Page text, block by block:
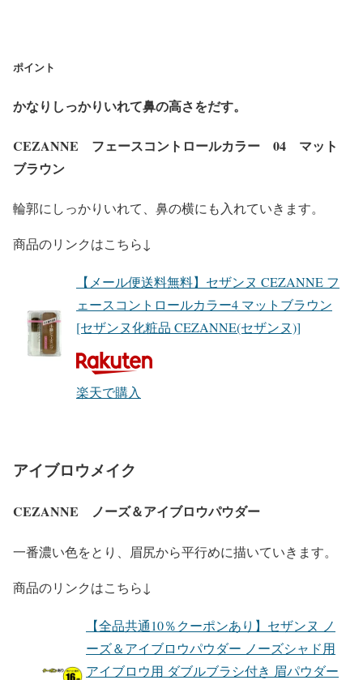
ポイント
かなりしっかりいれて鼻の高さをだす。
CEZANNE フェースコントロールカラー 04 マット
ブラウン
輪郭にしっかりいれて、鼻の横にも入れていきます。
商品のリンクはこちら↓
【メール便送料無料】セザンヌ CEZANNE フ
ェースコントロールカラー4 マットブラウン
[セザンヌ化粧品 CEZANNE(セザンヌ)]
楽天で購入
アイブロウメイク
CEZANNE ノーズ＆アイブロウパウダー
一番濃い色をとり、眉尻から平行めに描いていきます。
商品のリンクはこちら↓
【全品共通10％クーポンあり】セザンヌ ノ
ーズ＆アイブロウパウダー ノーズシャド用
アイブロウ用 ダブルブラシ付き 眉パウダー